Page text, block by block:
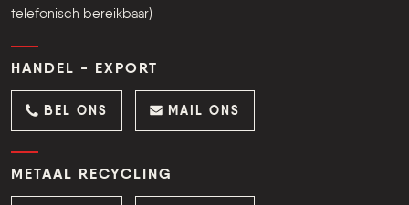
telefonisch bereikbaar)
HANDEL - EXPORT
BEL ONS MAIL ONS
METAAL RECYCLING